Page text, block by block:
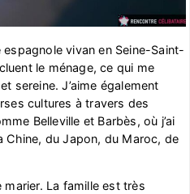
espagnole vivan en Seine-Saint-
le ménage, ce qui me
sereine. J’aime également
cultures à travers des
Belleville et Barbès, où j’ai
Chine, du Japon, du Maroc, de
La famille est très